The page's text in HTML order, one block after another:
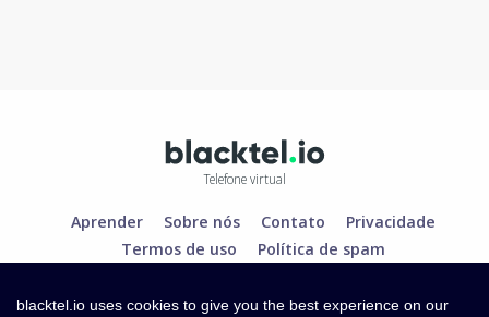
Telefone virtual
Aprender Sobre nós Contato
Privacidade
Termos de uso
Política de spam
blacktel.io uses cookies to give you the best experience on our